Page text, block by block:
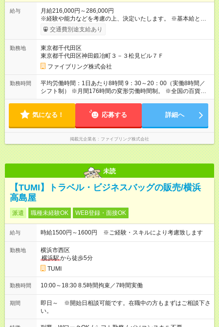
給与
月給216,000円～286,000円
※経験や能力などを考慮の上、決定いたします。 ※基本給とは別
に、出張手当・宿泊手当を支給いたします。 出張手当 3,000
円/1回 宿泊手当 1,000円/1泊 （宿泊を伴う出張イベント勤務
合 ・出張手当：9,000円 ・宿泊手当：21,000円 ⇒合計：30,000
円／月 基本給216,000円の場合、出張宿泊手当と合わせると月
給246,000円になります！ ※詳細は当社HPをご参照ください。
https://www.fivering.jp/ 【試用期間】試用期間あり 試用期間の長
さ：6ヶ月 ※ 雇用形態と給与に、本採用時と異なる部分がありま
す。 雇用形態：中途採用（契約社員） 給与：本採用時と同じで
交通費別途支給あり
勤務地
東京都千代田区
東京都千代田区神田鍛冶町３－３松見ビル７Ｆ
ファイブリング株式会社
勤務時間
平均労働時間：1日あたり8時間 9：30～20：00（実働8時間／
シフト制） ※月間176時間の変形労働時間制。 ※全国の百貨店に
より終業が19時や21時までのシフトがあります。 ※1回の催事
で、仕事終わりに観光やグルメ探索に出かけるなど、旅好きの
時間 9：30～20：00（実働8時間／シフト制） ※月間176時間の
変形労働時間制。 ※全国の百貨店により終業が19時や21時まで
のシフトがあります。 ※1回の催事は概ね7日間となります。 ※
気になる！ 応募する 詳細へ
掲載元企業名 ファイブリング株式会社
未読
【TUMI】トラベル・ビジネスバッグの販売/横浜
高島屋
派遣 職種未経験OK WEB登録・面接OK
給与 時給1500円～1600円 ※ご経験・スキルにより考慮致します
勤務地
横浜市西区
横浜駅から徒歩5分
TUMI
勤務時間 10:00～18:30 8.5時間拘束／7時間実働
期間
即日～ ※開始日相談可能です。在職中の方もまずはご相談下さ
い。